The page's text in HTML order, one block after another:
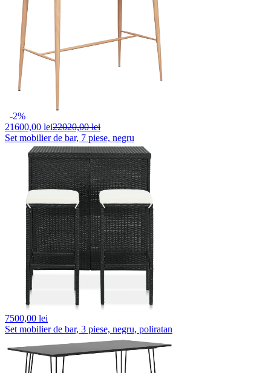
-2%
21600,00 lei22020,00 lei
Set mobilier de bar, 7 piese, negru
7500,00 lei
Set mobilier de bar, 3 piese, negru, poliratan